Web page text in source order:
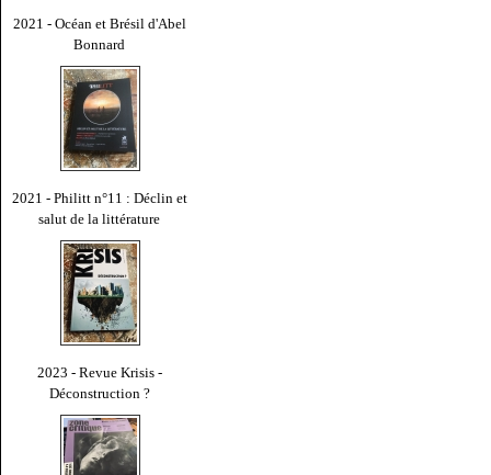
2021 - Océan et Brésil d'Abel
Bonnard
2021 - Philitt n°11 : Déclin et
salut de la littérature
2023 - Revue Krisis -
Déconstruction ?